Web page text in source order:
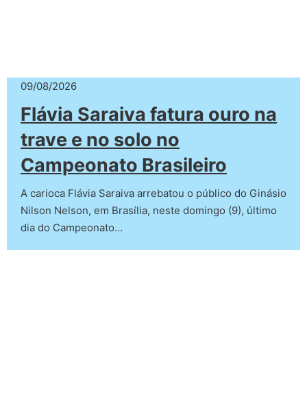
09/08/2026
Flávia Saraiva fatura ouro na
trave e no solo no
Campeonato Brasileiro
A carioca Flávia Saraiva arrebatou o público do Ginásio
Nilson Nelson, em Brasília, neste domingo (9), último
dia do Campeonato…